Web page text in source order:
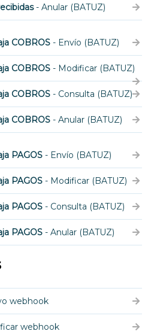
- Anular (BATUZ)
COBROS - Envío (BATUZ)
COBROS - Modificar (BATUZ)
COBROS - Consulta (BATUZ)
COBROS - Anular (BATUZ)
PAGOS - Envío (BATUZ)
PAGOS - Modificar (BATUZ)
PAGOS - Consulta (BATUZ)
PAGOS - Anular (BATUZ)
webhook
webhook